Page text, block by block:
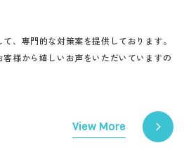
、専門的な対策案を提供しております。
様から嬉しいお声をいただいていますの
View More